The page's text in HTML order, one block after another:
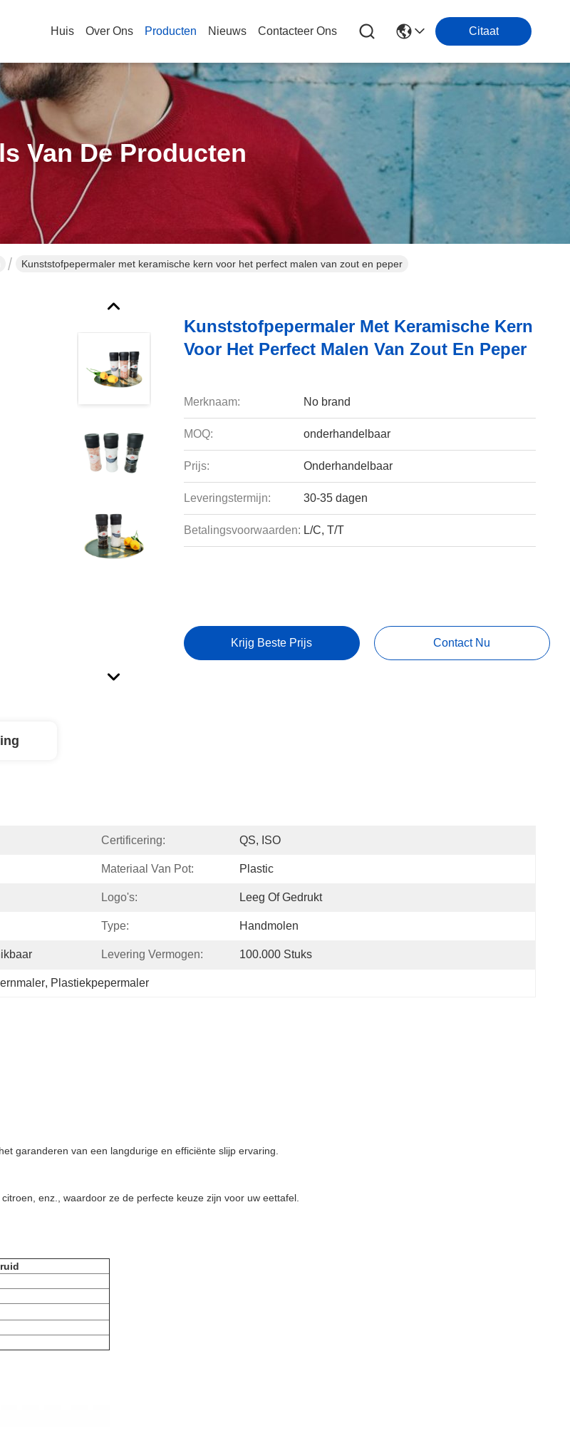
Huis Over Ons Producten Nieuws Contacteer Ons Citaat
Van De Producten
Kunststofpepermaler met keramische kern voor het perfect malen van zout en peper
Kunststofpepermaler Met Keramische Kern
Voor Het Perfect Malen Van Zout En Peper
Merknaam: No brand
MOQ: onderhandelbaar
Prijs: Onderhandelbaar
Leveringstermijn: 30-35 dagen
Betalingsvoorwaarden: L/C, T/T
Krijg Beste Prijs Contact Nu
Certificering: QS, ISO
Materiaal Van Pot: Plastic
Logo's: Leeg Of Gedrukt
Type: Handmolen
Levering Vermogen: 100.000 Stuks
, Plastiekpepermaler
garanderen van een langdurige en efficiënte slijp ervaring.
enz., waardoor ze de perfecte keuze zijn voor uw eettafel.